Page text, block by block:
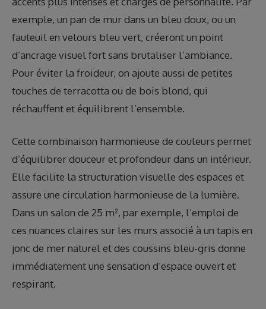
exemple, un pan de mur dans un bleu doux, ou un
fauteuil en velours bleu vert, créeront un point
d’ancrage visuel fort sans brutaliser l’ambiance.
Pour éviter la froideur, on ajoute aussi de petites
touches de terracotta ou de bois blond, qui
réchauffent et équilibrent l’ensemble.
Cette combinaison harmonieuse de couleurs permet
d’équilibrer douceur et profondeur dans un intérieur.
Elle facilite la structuration visuelle des espaces et
assure une circulation harmonieuse de la lumière.
Dans un salon de 25 m², par exemple, l’emploi de
ces nuances claires sur les murs associé à un tapis en
jonc de mer naturel et des coussins bleu-gris donne
immédiatement une sensation d’espace ouvert et
respirant.